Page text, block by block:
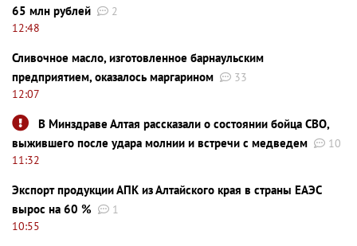
65 млн рублей
2
12:48
Сливочное масло, изготовленное барнаульским
предприятием, оказалось маргарином
33
12:07
В Минздраве Алтая рассказали о состоянии бойца СВО,
выжившего после удара молнии и встречи с медведем
10
11:32
Экспорт продукции АПК из Алтайского края в страны ЕАЭС
вырос на 60 %
1
10:55